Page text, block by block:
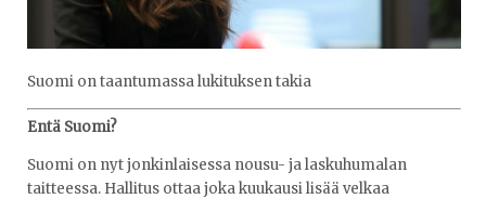
Suomi on taantumassa lukituksen takia
Entä Suomi?
Suomi on nyt jonkinlaisessa nousu- ja laskuhumalan
taitteessa. Hallitus ottaa joka kuukausi lisää velkaa